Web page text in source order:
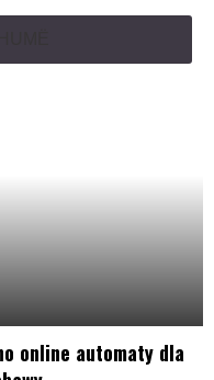
online automaty dla